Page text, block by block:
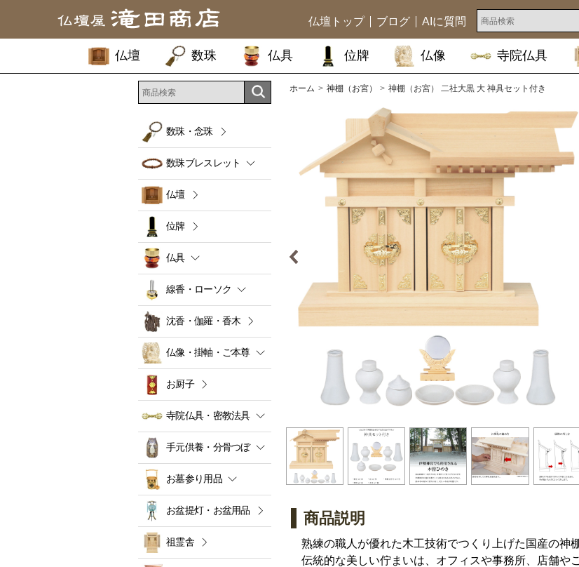
仏壇トップ ブログ AIに質問
仏壇 数珠 仏具 位牌 仏像 寺院仏具
ホーム 神棚（お宮） 神棚（お宮） 二社大黒 大 神具セット付き
商品説明
熟練の職人が優れた木工技術でつくり上げた国産の神棚
伝統的な美しい佇まいは、オフィスや事務所、店舗や
数珠・念珠
数珠ブレスレット
仏壇
位牌
仏具
線香・ローソク
沈香・伽羅・香木
仏像・掛軸・ご本尊
お厨子
寺院仏具・密教法具
手元供養・分骨つぼ
お墓参り用品
お盆提灯・お盆用品
祖霊舎